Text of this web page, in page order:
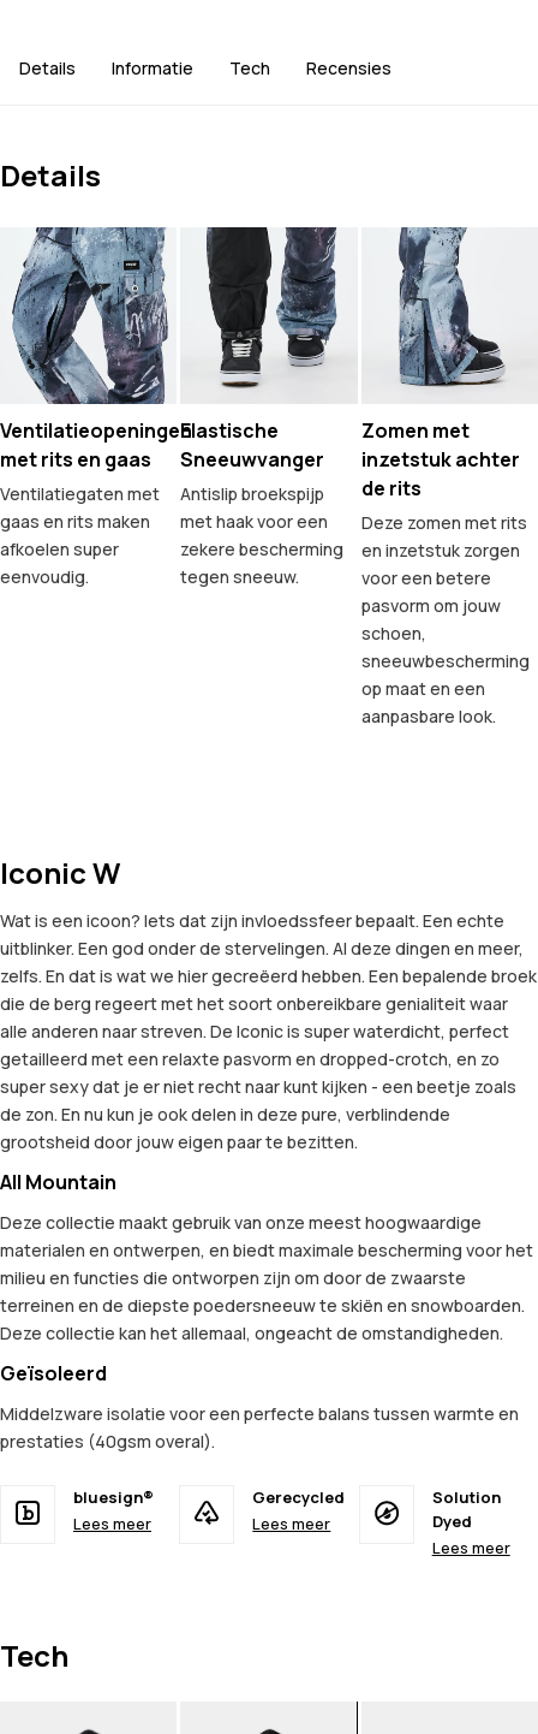
Details Informatie Tech Recensies
Details
Ventilatieopeningen
met rits en gaas
Ventilatiegaten met
gaas en rits maken
afkoelen super
eenvoudig.
Elastische
Sneeuwvanger
Antislip broekspijp
met haak voor een
zekere bescherming
tegen sneeuw.
Zomen met
inzetstuk achter
de rits
Deze zomen met rits
en inzetstuk zorgen
voor een betere
pasvorm om jouw
schoen,
sneeuwbescherming
op maat en een
aanpasbare look.
Iconic W
Wat is een icoon? Iets dat zijn invloedssfeer bepaalt. Een echte
uitblinker. Een god onder de stervelingen. Al deze dingen en meer,
zelfs. En dat is wat we hier gecreëerd hebben. Een bepalende broek
die de berg regeert met het soort onbereikbare genialiteit waar
alle anderen naar streven. De Iconic is super waterdicht, perfect
getailleerd met een relaxte pasvorm en dropped-crotch, en zo
super sexy dat je er niet recht naar kunt kijken - een beetje zoals
de zon. En nu kun je ook delen in deze pure, verblindende
grootsheid door jouw eigen paar te bezitten.
All Mountain
Deze collectie maakt gebruik van onze meest hoogwaardige
materialen en ontwerpen, en biedt maximale bescherming voor het
milieu en functies die ontworpen zijn om door de zwaarste
terreinen en de diepste poedersneeuw te skiën en snowboarden.
Deze collectie kan het allemaal, ongeacht de omstandigheden.
Geïsoleerd
Middelzware isolatie voor een perfecte balans tussen warmte en
prestaties (40gsm overal).
bluesign®
Lees meer
Gerecycled
Lees meer
Solution
Dyed
Lees meer
Tech